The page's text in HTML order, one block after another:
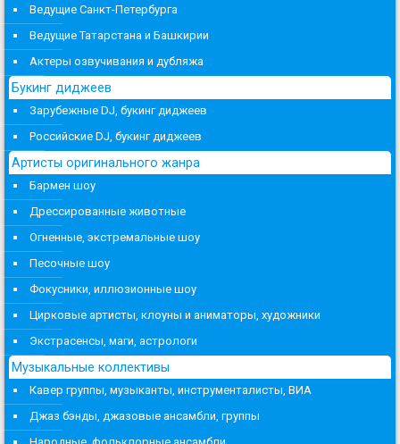
Ведущие Санкт-Петербурга
Ведущие Татарстана и Башкирии
Актеры озвучивания и дубляжа
Букинг диджеев
Зарубежные DJ, букинг диджеев
Российские DJ, букинг диджеев
Артисты оригинального жанра
Бармен шоу
Дрессированные животные
Огненные, экстремальные шоу
Песочные шоу
Фокусники, иллюзионные шоу
Цирковые артисты, клоуны и аниматоры, художники
Экстрасенсы, маги, астрологи
Музыкальные коллективы
Кавер группы, музыканты, инструменталисты, ВИА
Джаз бэнды, джазовые ансамбли, группы